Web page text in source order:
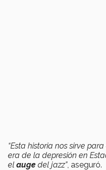
“Esta historia nos sirve
era de la depresión en
el auge del jazz”, aseguró.